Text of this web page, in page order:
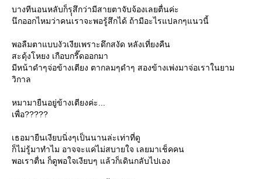
บางทีนอนหลับก็รุุสึกว่ามีสายตาจับจ้องเลยตื่นค่ะ
นึกออกไหมว่าคนเราจะพอรู้สึกได้ ถ้ามีอะไรแปลกๆแนวนี้
พอลืมตาแบบงัวเงียเพราะดึกสงัด หลังเที่ยงคืน
สะดุ้งโหยง เกือบกรี๊ดออกมา
มีหน้าดำๆจ่อข้างเตียง ตากลมๆดำๆ สองข้างเพ่งมาจ่อเราในยาม
วิกาล
หมามายืนอยู่ข้างเตียงค่ะ...
เพื่อ?????
เธอมายืนเงียบนิ่งๆเป็นนานล่ะเท่าที่ดู
ก็ไม่รู้มาทำไม อาจจะแค่ไม่สบายใจ เลยมาเช็คคน
พอเราตื่น ก็ดูพอใจเงียบๆ แล้วก็เดินกลับไปเอง